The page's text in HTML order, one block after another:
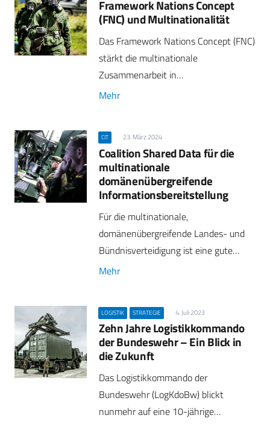
Framework Nations Concept
(FNC) und Multinationalität
Das Framework Nations Concept (FNC)
stärkt die multinationale
Zusammenarbeit in…
Mehr
CIT 23. März 2024
Coalition Shared Data für die
multinationale
domänenübergreifende
Informationsbereitstellung
Für die multinationale,
domänenübergreifende Landes- und
Bündnisverteidigung ist eine gute…
Mehr
LOGISTIK STRATEGIE 4. Juli 2023
Zehn Jahre Logistikkommando
der Bundeswehr – Ein Blick in
die Zukunft
Das Logistikkommando der
Bundeswehr (LogKdoBw) blickt
nunmehr auf eine 10-jährige…